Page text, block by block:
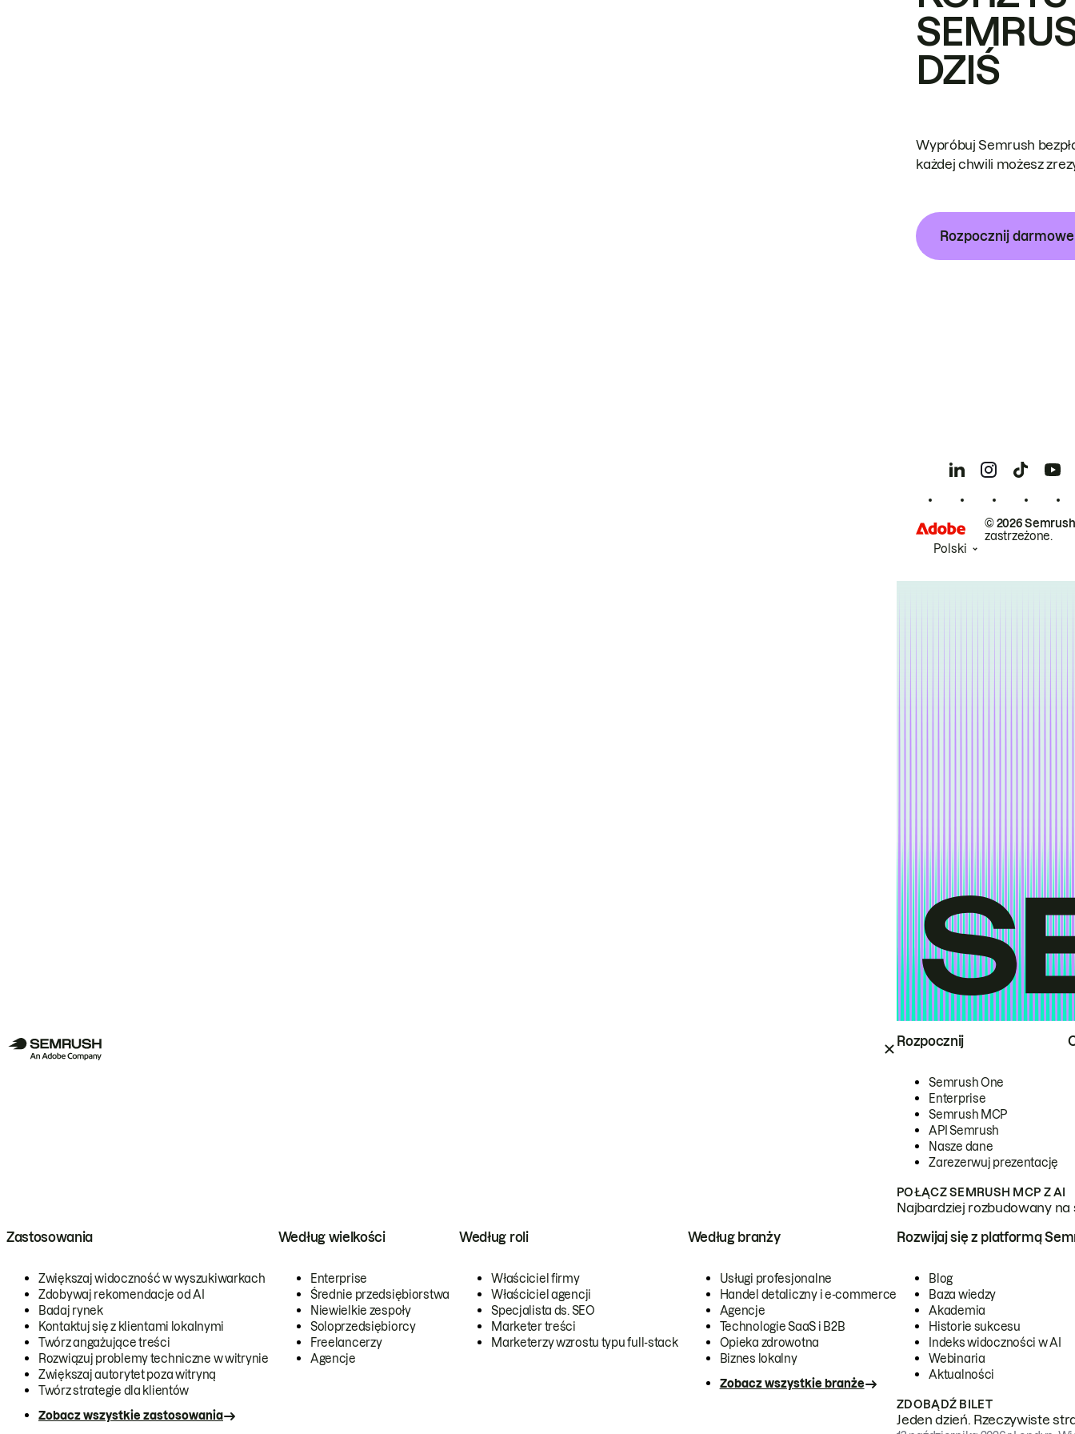
Rozpocznij
Semrush One
Enterprise
Semrush MCP
API Semrush
Nasze dane
Zarezerwuj prezentację
POŁĄCZ SEMRUSH MCP Z AI
Najbardziej rozbudowany
Zastosowania
Zwiększaj widoczność w wyszukiwarkach
Zdobywaj rekomendacje od AI
Badaj rynek
Kontaktuj się z klientami lokalnymi
Twórz angażujące treści
Rozwiązuj problemy techniczne w witrynie
Zwiększaj autorytet poza witryną
Twórz strategie dla klientów
Zobacz wszystkie zastosowania
Według wielkości
Enterprise
Średnie przedsiębiorstwa
Niewielkie zespoły
Soloprzedsiębiorcy
Freelancerzy
Agencje
Według roli
Właściciel firmy
Właściciel agencji
Specjalista ds. SEO
Marketer treści
Marketerzy wzrostu typu full-stack
Według branży
Usługi profesjonalne
Handel detaliczny i e-commerce
Agencje
Technologie SaaS i B2B
Opieka zdrowotna
Biznes lokalny
Zobacz wszystkie branże
Rozwijaj się z platformą
Blog
Baza wiedzy
Akademia
Historie sukcesu
Indeks widoczności w AI
Webinaria
Aktualności
ZDOBĄDŹ BILET
Jeden dzień. Rzeczywiste
DZIŚ
Wypróbuj Semrush
każdej chwili możesz
Rozpocznij
© 2026
zastrzeżone.
Polski